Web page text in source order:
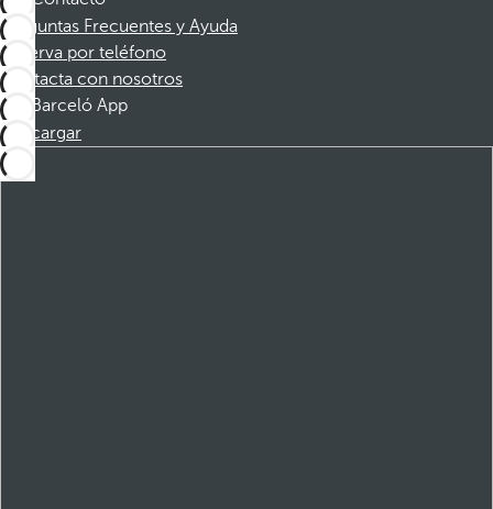
Preguntas Frecuentes y Ayuda
Reserva por teléfono
Contacta con nosotros
Barceló App
Descargar